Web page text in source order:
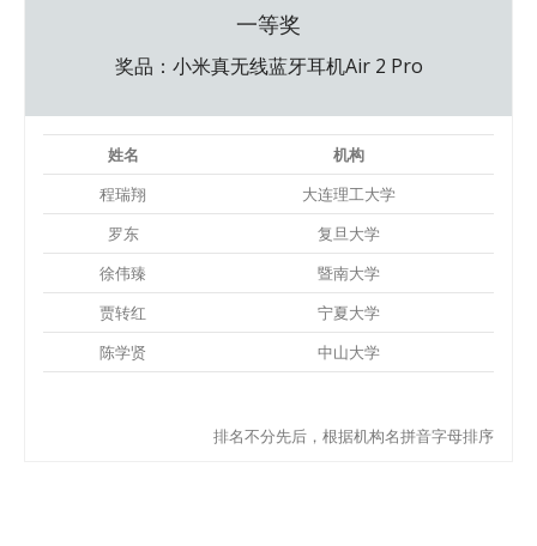
一等奖
奖品：小米真无线蓝牙耳机Air 2 Pro
姓名
机构
程瑞翔
大连理工大学
罗东
复旦大学
徐伟臻
暨南大学
贾转红
宁夏大学
陈学贤
中山大学
排名不分先后，根据机构名拼音字母排序